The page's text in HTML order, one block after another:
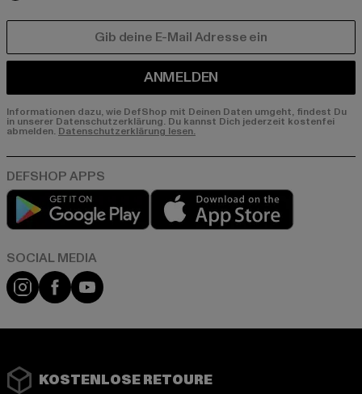
ANMELDEN
Informationen dazu, wie DefShop mit Deinen Daten umgeht, findest Du
in unserer Datenschutzerklärung. Du kannst Dich jederzeit kostenfei
abmelden. Datenschutzerklärung lesen.
Play market
Instagram
FacebookYouTube
KOSTENLOSE RETOURE